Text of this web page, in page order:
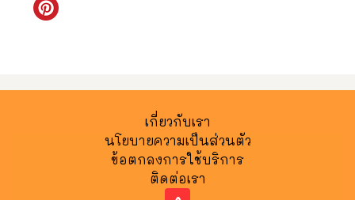
เกี่ยวกับเรา
นโยบายความเป็นส่วนตัว
ข้อตกลงการใช้บริการ
ติดต่อเรา